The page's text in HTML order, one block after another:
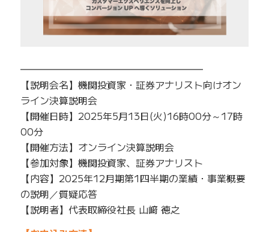
━━━━━━━━━━━━━━━━━━━
【説明会名】機関投資家・証券アナリスト向けオン
ライン決算説明会
【開催日時】2025年5月13日(火)16時00分～17時
00分
【開催方法】オンライン決算説明会
【参加対象】機関投資家、証券アナリスト
【内容】2025年12月期第1四半期の業績・事業概要
の説明／質疑応答
【説明者】代表取締役社長 山﨑 徳之